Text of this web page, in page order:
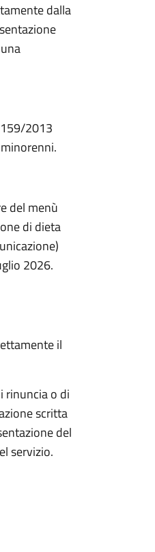
dalla
2013
del menù
di dieta
2026.
il
rinuncia o di
scritta
del
servizio.